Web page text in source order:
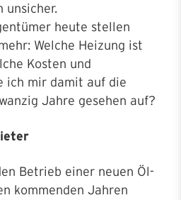
unsicher.
heute stellen
Welche Heizung ist
Kosten und
ich mir damit auf die
Jahre gesehen auf?
Betrieb einer neuen Öl-
kommenden Jahren